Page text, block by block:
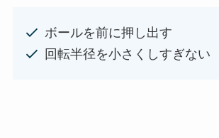
ボールを前に押し出す
回転半径を小さくしすぎない